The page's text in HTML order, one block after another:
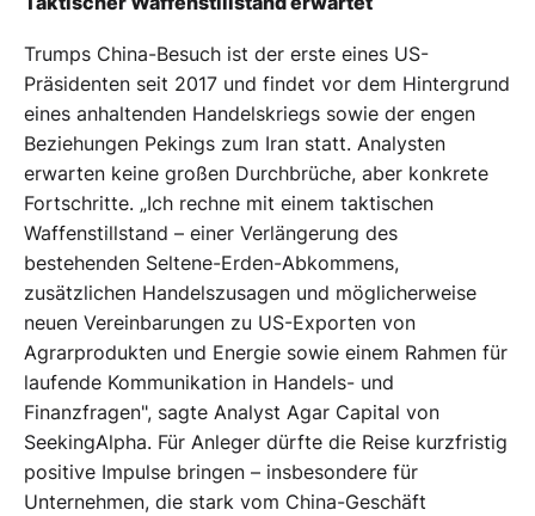
Trumps China-Besuch ist der erste eines US-
Präsidenten seit 2017 und findet vor dem Hintergrund
eines anhaltenden Handelskriegs sowie der engen
Beziehungen Pekings zum Iran statt. Analysten
erwarten keine großen Durchbrüche, aber konkrete
Fortschritte. „Ich rechne mit einem taktischen
Waffenstillstand – einer Verlängerung des
bestehenden Seltene-Erden-Abkommens,
zusätzlichen Handelszusagen und möglicherweise
neuen Vereinbarungen zu US-Exporten von
Agrarprodukten und Energie sowie einem Rahmen für
laufende Kommunikation in Handels- und
Finanzfragen", sagte Analyst Agar Capital von
SeekingAlpha. Für Anleger dürfte die Reise kurzfristig
positive Impulse bringen – insbesondere für
Unternehmen, die stark vom China-Geschäft